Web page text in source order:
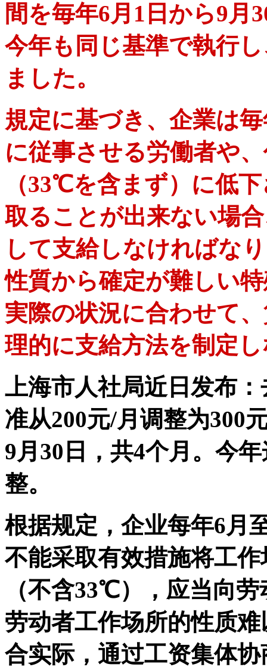
間を毎年6月1日から9月
今年も同じ基準で執行
ました。
規定に基づき、企業は
に従事させる労働者や
（33℃を含まず）に低
取ることが出来ない場
して支給しなければな
性質から確定が難しい
実際の状況に合わせて
理的に支給方法を制定
上海市人社局近日发布
准从200元/月调整为300
9月30日，共4个月。今
整。
根据规定，企业每年6月
不能采取有效措施将工
（不含33℃），应当向
劳动者工作场所的性质
合实际，通过工资集体